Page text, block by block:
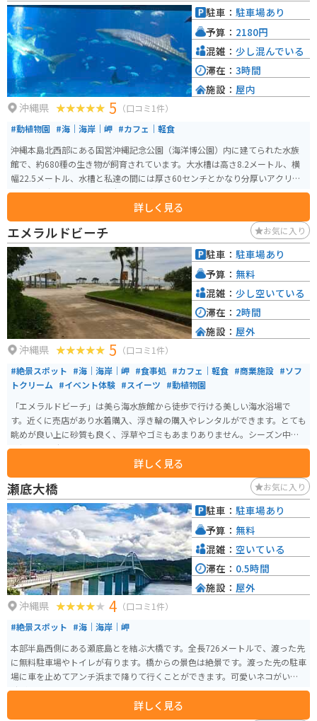
沖縄県 5 （口コミ1件）
#動植物園 #海｜海岸｜岬 #カフェ｜軽食
沖縄本島北西部にある国営沖縄記念公園（海洋博公園）内に建てられた水族
館で、約680種の生き物が飼育されています。大水槽は高さ8.2メートル、横
幅22.5メートル、水槽と私達の間には厚さ60センチとかなり分厚いアクリル
ガラスで出来ています。 沖縄周辺の海、水面から水深700mまでを再現し、
光、水質、透明度などをできるだけ自然の状態に保つことで、沖縄の海の素
晴らしさと重要性を体験、体感することができます。「サンゴの海」水槽で
飼育展示されている470群体のサンゴ、世界最大の魚ジンベエザメと世界初の
繁殖に成功したナンヨウマンタが観察できる巨大水槽「黒潮の海」、そして
謎に包まれた沖縄の深海を再現した「深層の海」水槽などがあります。 単な
る水槽展示に留まらず、さまざまな角度から見られる工夫が施され、解説員
によるプログラムや定期的な企画展示を通じて、何度訪れても新たな発見が
でき、海に対する興味が尽きないような水族館作りがなされています。
詳しく見る
駐車： 駐車場あり
予算： 2180円
混雑： 少し混んでいる
滞在： 3時間
施設： 屋内
エメラルドビーチ お気に入り
沖縄県 5 （口コミ1件）
#絶景スポット #海｜海岸｜岬 #食事処 #カフェ｜軽食 #商業施設 #ソフ
トクリーム #イベント体験 #スイーツ #動植物園
「エメラルドビーチ」は美ら海水族館から徒歩で行ける美しい海水浴場で
す。近くに売店があり水着購入、浮き輪の購入やレンタルができます。とても
眺めが良い上に砂質も良く、浮草やゴミもあまりありません。シーズン中は
監視員も常駐しています。ブルーシールアイスクリームを食べることもでき
ます。午前中にビーチで遊び、午後から水族館周辺の無料ブースを散策、夕
方からは割引された水族館に行くと、まる1日で沖縄旅行が満喫出来る素晴ら
しいエリアになります。
詳しく見る
駐車： 駐車場あり
予算： 無料
混雑： 少し空いている
滞在： 2時間
施設： 屋外
瀬底大橋 お気に入り
沖縄県 4 （口コミ1件）
#絶景スポット #海｜海岸｜岬
本部半島西側にある瀬底島とを結ぶ大橋です。全長726メートルで、渡った先
に無料駐車場やトイレが有ります。橋からの景色は絶景です。渡った先の駐車
場に車を止めてアンチ浜まで降りて行くことができます。可愛いネコがいる
時があります。
詳しく見る
駐車： 駐車場あり
予算： 無料
混雑： 空いている
滞在： 0.5時間
施設： 屋外